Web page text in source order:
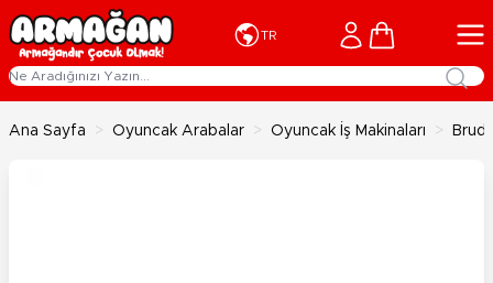
İçeriğe geç
TR Cart
Ana Sayfa > Oyuncak Arabalar > Oyuncak İş Makinaları >